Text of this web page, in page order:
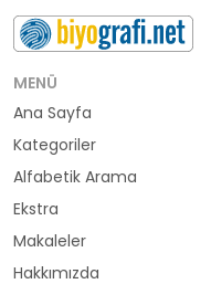
buluş
bürokrat
büyükelçi
cumhurbaşkanı
din adamı
MENÜ
Ana Sayfa
Kategoriler
Alfabetik Arama
Ekstra
Makaleler
Hakkımızda